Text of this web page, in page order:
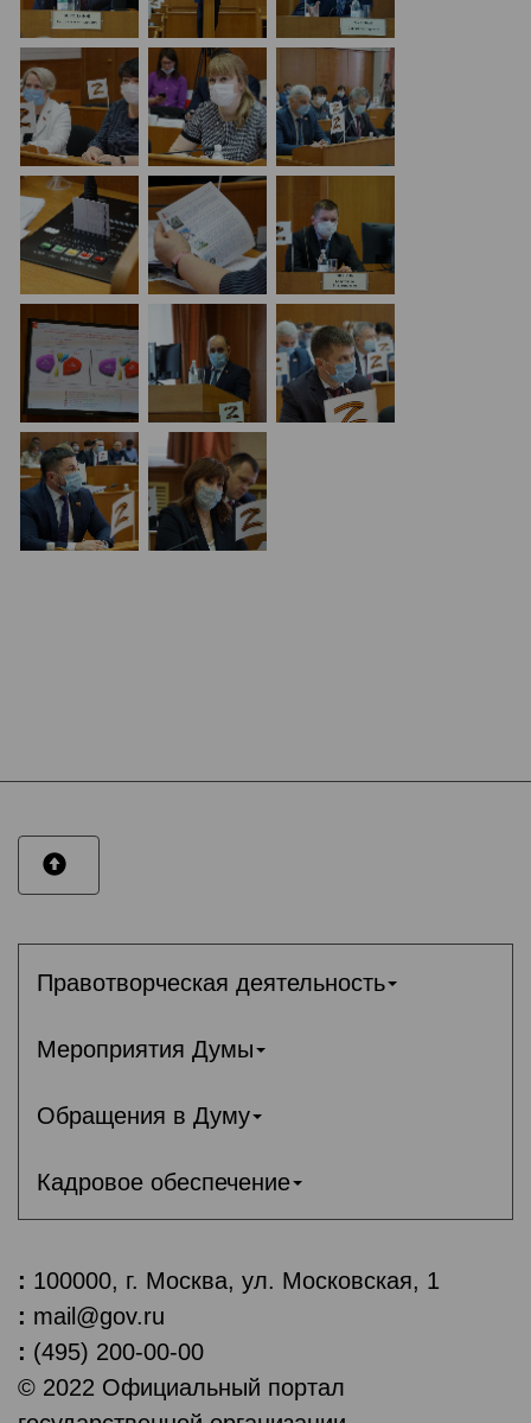
Правотворческая деятельность
Мероприятия Думы
Обращения в Думу
Кадровое обеспечение
: 100000, г. Москва, ул. Московская, 1
: mail@gov.ru
: (495) 200-00-00
© 2022 Официальный портал